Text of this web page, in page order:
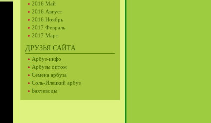
2016 Май
2016 Август
2016 Ноябрь
2017 Февраль
2017 Март
ДРУЗЬЯ САЙТА
Арбуз-инфо
Арбузы оптом
Семена арбуза
Соль-Илецкий арбуз
Бахчеводы